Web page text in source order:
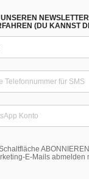
(DU KANNST
E-Mails